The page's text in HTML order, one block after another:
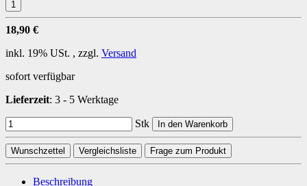
18,90 €
inkl. 19% USt. , zzgl. Versand
sofort verfügbar
Lieferzeit: 3 - 5 Werktage
Stk In den Warenkorb
Wunschzettel Vergleichsliste Frage zum Produkt
Beschreibung